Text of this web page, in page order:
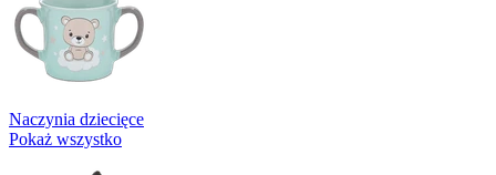
Naczynia dziecięce
Pokaż wszystko